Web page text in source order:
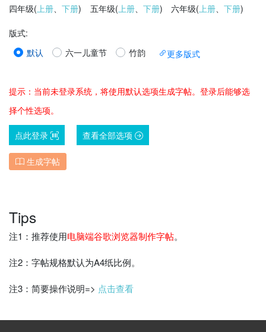
四年级( 上册 下册) 五年级( 上册、 下册) 六年级( 上册 下册)
版式:
默认
六一儿童节 竹韵 更多版式
提示：当前未登录系统，将使用默认选项生成字帖。登录后能够选
择个性选项。
点此登录 查看全部选项
生成字帖
Tips
注1：推荐使用电脑端谷歌浏览器制作字帖。
注2：字帖规格默认为A4纸比例。
注3：简要操作说明=> 点击查看